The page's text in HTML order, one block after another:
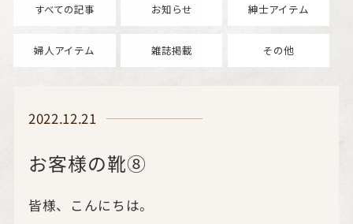
すべての記事 お知らせ 紳士アイテム
婦人アイテム 雑誌掲載 その他
2022.12.21
お客様の靴⑧
皆様、こんにちは。